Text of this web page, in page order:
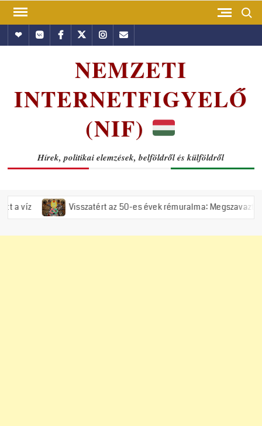
Skip
contentHundubVkontakte
Facebook
TwitterInstagram
Email
NEMZETI
INTERNETFIGYELŐ
(NIF)
Hírek, politikai elemzések, belföldről és külföldről
Visszatért az 50-es évek rémuralma: Megszavazta az